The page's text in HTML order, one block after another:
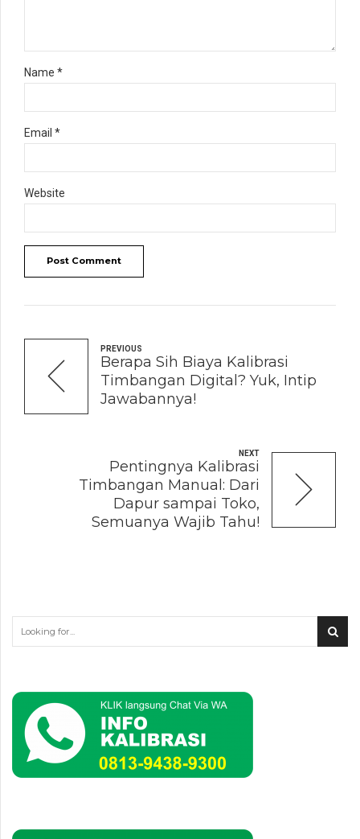
Name *
Email *
Website
Post Comment
PREVIOUS
Berapa Sih Biaya Kalibrasi
Timbangan Digital? Yuk, Intip
Jawabannya!
NEXT
Pentingnya Kalibrasi
Timbangan Manual: Dari
Dapur sampai Toko,
Semuanya Wajib Tahu!